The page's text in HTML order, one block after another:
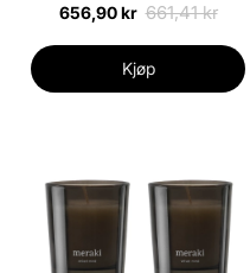
656,90 kr 661,41 kr
Kjøp